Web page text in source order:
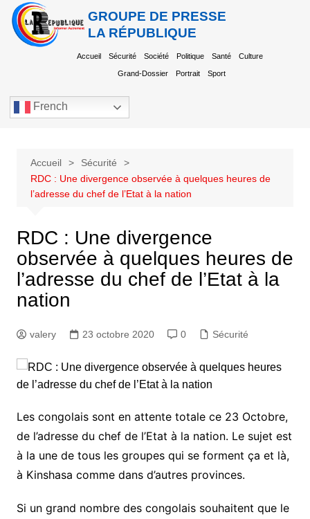
GROUPE DE PRESSE
LA RÉPUBLIQUE
Accueil Sécurité Société Politique Santé Culture
Grand-Dossier Portrait Sport
French
Accueil
Sécurité
RDC : Une divergence observée à quelques heures de
l’adresse du chef de l’Etat à la nation
RDC : Une divergence
observée à quelques heures de
l’adresse du chef de l’Etat à la
nation
valery 23 octobre 2020 0 Sécurité
Les congolais sont en attente totale ce 23 Octobre,
de l’adresse du chef de l’Etat à la nation. Le sujet est
à la une de tous les groupes qui se forment ça et là,
à Kinshasa comme dans d’autres provinces.
Si un grand nombre des congolais souhaitent que le